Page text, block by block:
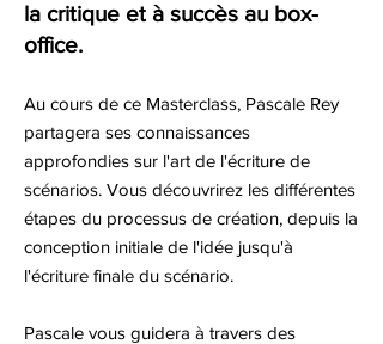
la critique et à succès au box-
office.
Au cours de ce Masterclass, Pascale Rey
partagera ses connaissances
approfondies sur l'art de l'écriture de
scénarios. Vous découvrirez les différentes
étapes du processus de création, depuis la
conception initiale de l'idée jusqu'à
l'écriture finale du scénario.
Pascale vous guidera à travers des